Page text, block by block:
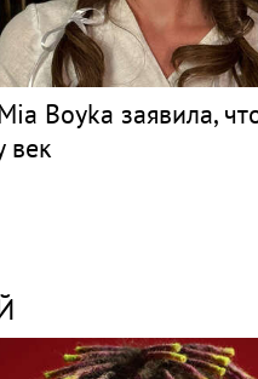
Boyka заявила,
век